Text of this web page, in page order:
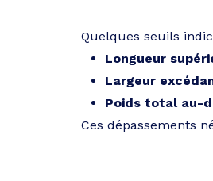
Quelques seuils
Longueur
Largeur
Poids total au-
Ces dépassements